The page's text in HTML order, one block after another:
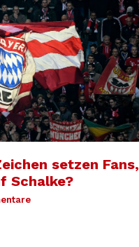
setzen Fans,
Schalke?